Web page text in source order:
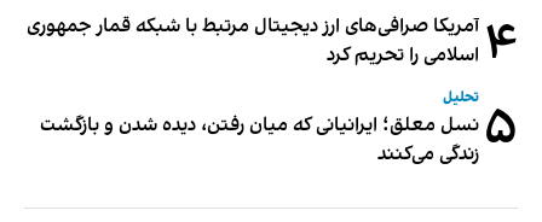
۴ آمریکا صرافی‌های ارز دیجیتال مرتبط با شبکه قمار جمهوری
اسلامی را تحریم کرد
۵ تحلیل
نسل معلق؛ ایرانیانی که میان رفتن، دیده شدن و بازگشت
زندگی می‌کنند